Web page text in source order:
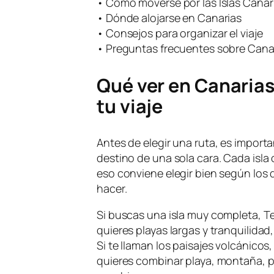
• Dónde alojarse en Canarias
• Consejos para organizar el viaje
• Preguntas frecuentes sobre
Qué ver en
tu viaje
Antes de elegir una ruta, es
destino de una sola cara. Cada
eso conviene elegir bien según
hacer.
Si buscas una isla muy completa,
quieres playas largas y
Si te llaman los paisajes
quieres combinar playa, montaña,